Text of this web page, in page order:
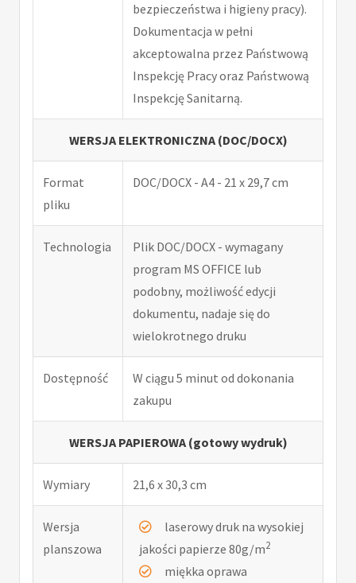
bezpieczeństwa i higieny pracy).
Dokumentacja w pełni
akceptowalna przez Państwową
Inspekcję Pracy oraz Państwową
Inspekcję Sanitarną.
WERSJA ELEKTRONICZNA (DOC/DOCX)
Format
pliku
DOC/DOCX - A4 - 21 x 29,7 cm
Technologia
Plik DOC/DOCX - wymagany
program MS OFFICE lub
podobny, możliwość edycji
dokumentu, nadaje się do
wielokrotnego druku
Dostępność
W ciągu 5 minut od dokonania
zakupu
WERSJA PAPIEROWA (gotowy wydruk)
Wymiary 21,6 x 30,3 cm
Wersja
planszowa
laserowy druk na wysokiej
jakości papierze 80g/m2
miękka oprawa